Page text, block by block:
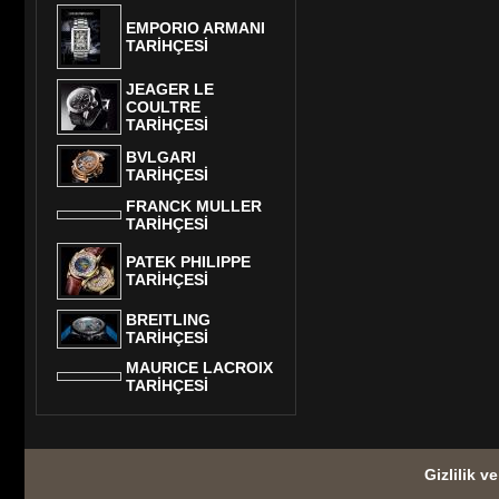
EMPORIO ARMANI
TARİHÇESİ
JEAGER LE
COULTRE
TARİHÇESİ
BVLGARI
TARİHÇESİ
FRANCK MULLER
TARİHÇESİ
PATEK PHILIPPE
TARİHÇESİ
BREITLING
TARİHÇESİ
MAURICE LACROIX
TARİHÇESİ
Gizlilik ve